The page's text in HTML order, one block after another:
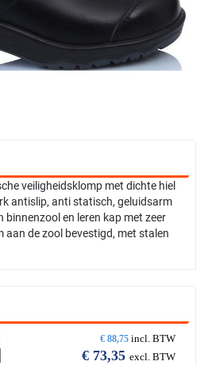
veiligheidsklomp met dichte hiel
antislip, anti statisch, geluidsarm
binnenzool en leren kap met zeer
aan de zool bevestigd, met stalen
€ 88,75 incl. BTW
€ 73,35 excl. BTW